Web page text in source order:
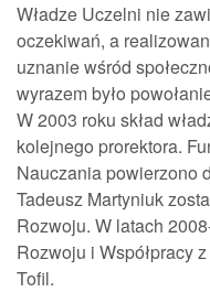
Władze Uczelni nie
oczekiwań, a
uznanie wśród
wyrazem było
W 2003 roku skład
kolejnego prorektora.
Nauczania powierzono
Tadeusz Martyniuk
Rozwoju. W latach
Rozwoju i Współpracy
Tofil.